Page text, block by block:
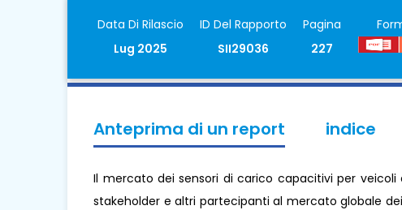
Data Di Rilascio
Lug 2025
ID Del Rapporto
SII29036
Pagina
227
Anteprima di un report indice
Il mercato dei sensori di carico capacitivi per
stakeholder e altri partecipanti al mercato globale